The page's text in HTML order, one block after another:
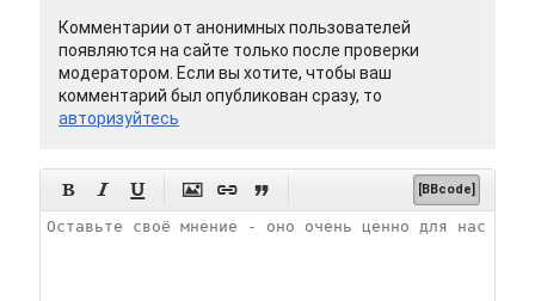
Комментарии от анонимных пользователей
появляются на сайте только после проверки
модератором. Если вы хотите, чтобы ваш
комментарий был опубликован сразу, то
авторизуйтесь
      [BBcode]